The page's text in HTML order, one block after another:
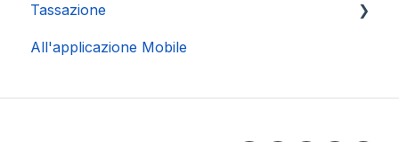
Tassazione
DAC 7
All'applicazione Mobile